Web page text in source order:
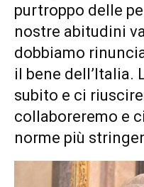
purtroppo delle
nostre abitudini
dobbiamo
il bene dell’Italia.
subito e ci
collaboreremo e
norme più